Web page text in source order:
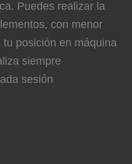
Puedes realizar la
con menor
posición en máquina
siempre
sesión